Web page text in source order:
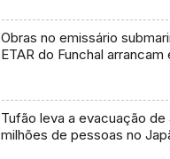
Obras no emissário
ETAR do Funchal arrancam
Tufão leva a evacuação de
milhões de pessoas no